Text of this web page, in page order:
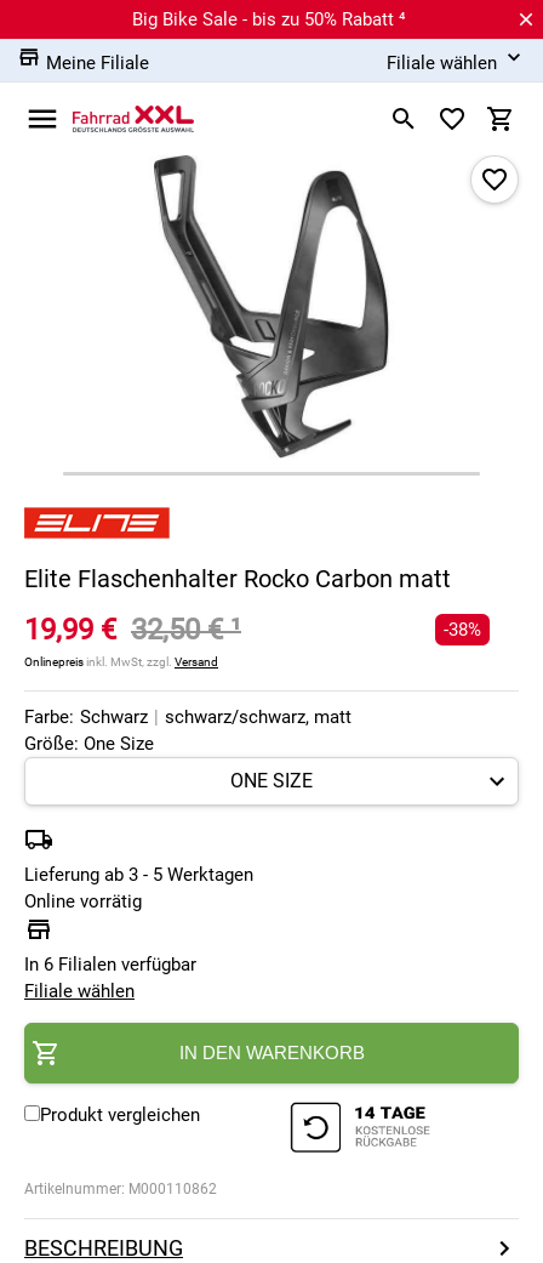
Big Bike Sale - bis zu 50% Rabatt ⁴
Meine Filiale
Filiale wählen
Elite Flaschenhalter Rocko Carbon matt
19,99 € 32,50 €¹
Onlinepreisinkl. MwSt, zzgl. Versand
-38%
Farbe: Schwarz | schwarz/schwarz, matt
Größe: One Size
Lieferung ab 3 - 5 Werktagen
Online vorrätig
In 6 Filialen verfügbar
Filiale wählen
IN DEN WARENKORB
Produkt vergleichen
Artikelnummer: M000110862
BESCHREIBUNG